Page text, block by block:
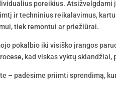
poreikius. Atsižvelgdami
ir techninius reikalavimus,
tiek remontui ar priežiūrai.
pokalbio iki visiško įrangos
kad viskas vyktų sklandžiai,
– padėsime priimti sprendimą,